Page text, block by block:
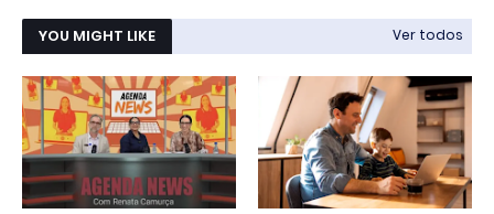
YOU MIGHT LIKE Ver todos